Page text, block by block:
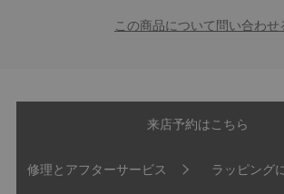
この商品について問い合わせ
来店予約はこちら
修理とアフターサービス ラッピング